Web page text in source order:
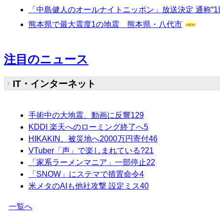
「中島健人のオールナイトニッポン」放送決定 通称
熊本県で最大震度1の地震 熊本県・八代市
注目のニュース
IT・インターネット
手術中の大地震、動画に反響129
KDDI 楽天へのローミング終了へ5
HIKAKIN、被災地へ2000万円寄付46
VTuber「声」で楽しまれている?21
「家系ラーメンマニア」一部停止22
「SNOW」にステマで措置命令4
米メタのAIも他社攻撃 設定ミス40
一覧へ